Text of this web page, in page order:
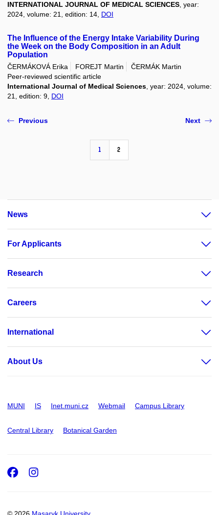
INTERNATIONAL JOURNAL OF MEDICAL SCIENCES , year:
2024, volume: 21, edition: 14, DOI
The Influence of the Energy Intake Variability During
the Week on the Body Composition in an Adult
Population
ČERMÁKOVÁ Erika FOREJT Martin
ČERMÁK Martin
Peer-reviewed scientific article
International Journal of Medical Sciences, year: 2024, volume:
21, edition: 9, DOI
Previous
1 2
Next
News
For Applicants
Research
Careers
International
About Us
MUNI IS Inet.muni.cz Webmail Campus Library
Central Library Botanical Garden
Facebook
Instagram